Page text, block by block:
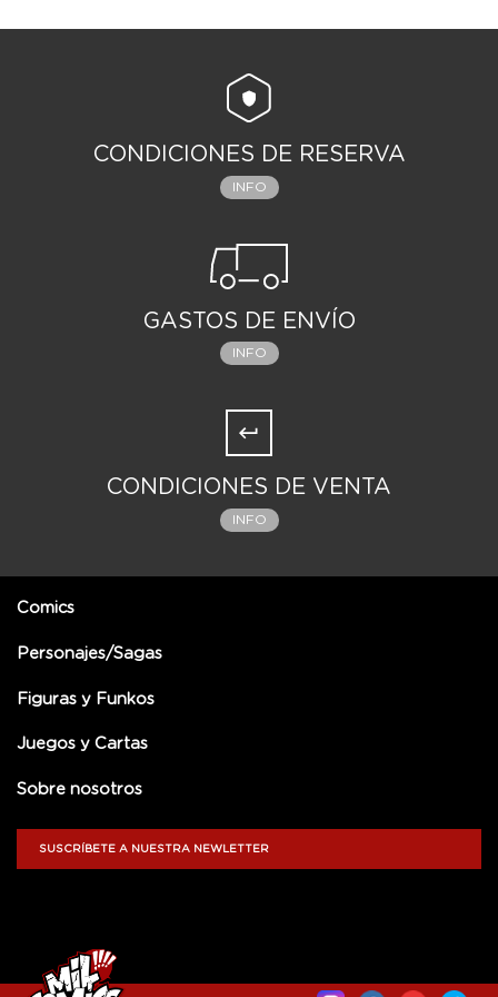
CONDICIONES DE RESERVA
INFO
GASTOS DE ENVÍO
INFO
CONDICIONES DE VENTA
INFO
Comics
Personajes/Sagas
Figuras y Funkos
Juegos y Cartas
Sobre nosotros
SUSCRÍBETE A NUESTRA NEWLETTER